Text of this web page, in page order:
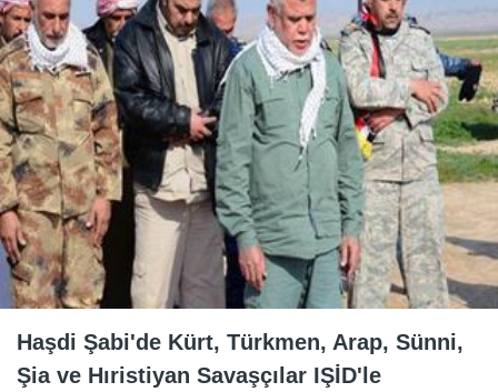
Haşdi Şabi'de Kürt, Türkmen, Arap, Sünni,
Şia ve Hıristiyan Savaşçılar IŞİD'le